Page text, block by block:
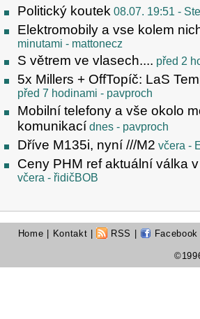
Politický koutek 08.07. 19:51 -
Elektromobily a vse kolem
minutami - mattonecz
S větrem ve vlasech.... před 2
5x Millers + OffTopíč: LaS
před 7 hodinami - pavproch
Mobilní telefony a vše okolo
komunikací dnes - pavproch
Dříve M135i, nyní ///M2 včera -
Ceny PHM ref aktuální válka
včera - řidičBOB
Home | Kontakt | RSS | Facebook